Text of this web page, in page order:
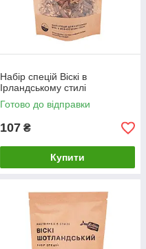
Набір спецій Віскі в
Ірландському стилі
Готово до відправки
107 ₴
Купити